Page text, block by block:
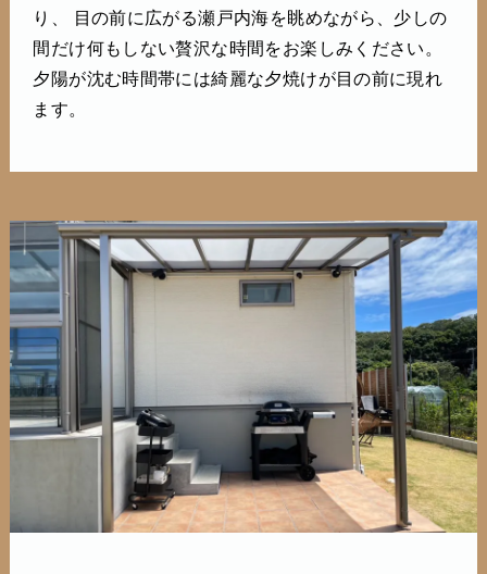
り、 目の前に広がる瀬戸内海を眺めながら、少しの
間だけ何もしない贅沢な時間をお楽しみください。
夕陽が沈む時間帯には綺麗な夕焼けが目の前に現れ
ます。